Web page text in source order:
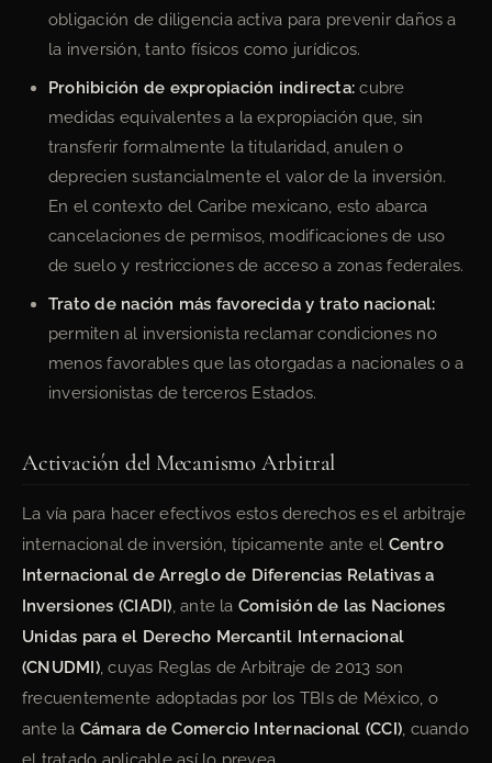
obligación de diligencia activa para prevenir daños a
la inversión, tanto físicos como jurídicos.
Prohibición de expropiación indirecta: cubre
medidas equivalentes a la expropiación que, sin
transferir formalmente la titularidad, anulen o
deprecien sustancialmente el valor de la inversión.
En el contexto del Caribe mexicano, esto abarca
cancelaciones de permisos, modificaciones de uso
de suelo y restricciones de acceso a zonas federales.
Trato de nación más favorecida y trato nacional:
permiten al inversionista reclamar condiciones no
menos favorables que las otorgadas a nacionales o a
inversionistas de terceros Estados.
Activación del Mecanismo Arbitral
La vía para hacer efectivos estos derechos es el arbitraje
internacional de inversión, típicamente ante el Centro
Internacional de Arreglo de Diferencias Relativas a
Inversiones (CIADI), ante la Comisión de las Naciones
Unidas para el Derecho Mercantil Internacional
(CNUDMI), cuyas Reglas de Arbitraje de 2013 son
frecuentemente adoptadas por los TBIs de México, o
ante la Cámara de Comercio Internacional (CCI), cuando